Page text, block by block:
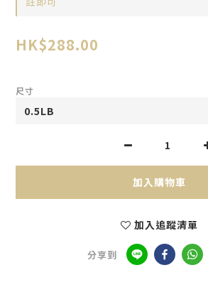
HK$288.00
尺寸
加入購物車
加入追蹤清單
分享到